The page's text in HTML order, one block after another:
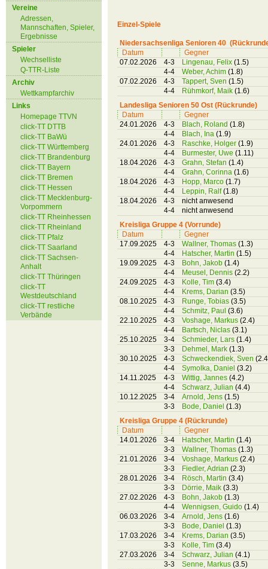
Vereine
Adressen,
Mannschaften, Spieler,
Ergebnisse
Spieler
Wechselliste
Q-TTR-Liste
Archiv
Wettkampfarchiv
Links
Homepage TTVN
click-TT DTTB
click-TT BaWü
click-TT Württemberg
click-TT Brandenburg
click-TT Bayern
click-TT Bremen
click-TT Hessen
click-TT Mecklenburg-
Vorpommern
click-TT Rheinhessen
click-TT Rheinland
click-TT Pfalz
click-TT Saarland
click-TT Sachsen-
Anhalt
click-TT Thüringen
click-TT
Westdeutschland
click-TT restliche
Verbände
Einzel-Spiele
Niedersachsenliga Senioren 40
Datum
Gegner
07.02.2026
4-3 Lingenau, Felix (1.5)
4-4
Weber, Achim (1.8)
07.02.2026
4-3 Tappert, Sven (1.5)
4-4
Rühmkorf, Maik (1.6)
Landesliga Senioren 50 Ost (Rückrunde)
Datum
Gegner
24.01.2026
4-3 Blach, Roland (1.8)
4-4
Blach, Ina (1.9)
24.01.2026
4-3 Raschke, Holger (1.9)
4-4
Burmester, Uwe (1.11)
18.04.2026
4-3 Grahn, Stefan (1.4)
4-4
Grahn, Corinna (1.6)
18.04.2026
4-3 Hopp, Marco (1.7)
4-4
Leppin, Ralf(1.8)
18.04.2026
4-3
nicht anwesend
4-4
nicht anwesend
Kreisliga Gruppe 4 (Vorrunde)
Datum
Gegner
17.09.2025
4-3 Wallner, Thomas (1.3)
4-4
Hatscher, Martin (1.5)
19.09.2025
4-3 Bohn, Jakob (1.4)
4-4
Meusel, Dennis (2.2)
24.09.2025
4-3 Kolle, Tim (3.4)
4-4
Krems, Darian (3.5)
08.10.2025
4-3 Runge, Tobias (3.5)
4-4
Schmitz, Paul (3.6)
22.10.2025
4-3 Voshage, Markus (2.4)
4-4
Bartsch, Niclas (3.1)
25.10.2025
3-4 Schmieder, Lars (1.4)
3-3
Dehmel, Mark (1.3)
30.10.2025
4-3 Schweckendiek, Sven
4-4
Symolka, Daniel (3.2)
14.11.2025
4-3 Wittig, Jannes (4.2)
4-4
Schwarz, Julian (4.4)
10.12.2025
3-4 Arnold, Jens (1.5)
3-3
Bode, Daniel (1.3)
Kreisliga Gruppe 4 (Rückrunde)
Datum
Gegner
14.01.2026
3-4 Hatscher, Martin (1.4)
3-3
Wallner, Thomas (1.3)
21.01.2026
3-4 Voshage, Markus (2.4)
3-3
Fiedler, Adrian (2.3)
28.01.2026
3-4 Rösch, Martin (3.4)
3-3
Dörrie, Maik (3.3)
27.02.2026
4-3 Bohn, Jakob (1.3)
4-4
Wennigsen, Guido (1.4)
06.03.2026
3-4 Arnold, Jens (1.6)
3-3
Bode, Daniel (1.3)
17.03.2026
3-4 Krems, Darian (3.5)
3-3
Kolle, Tim (3.4)
27.03.2026
3-4 Schwarz, Julian (4.1)
3-3
Senne, Markus (3.5)